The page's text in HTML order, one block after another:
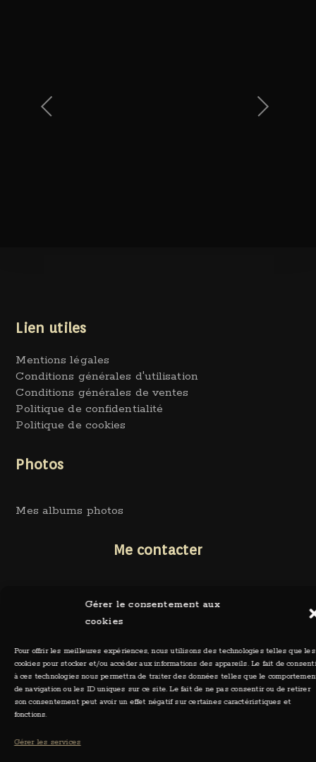
Gérer le consentement aux
cookies
Pour offrir les meilleures expériences, nous utilisons des technologies telles que les
cookies pour stocker et/ou accéder aux informations des appareils. Le fait de
à ces technologies nous permettra de traiter des données telles que le
de navigation ou les ID uniques sur ce site. Le fait de ne pas consentir ou de retirer
son consentement peut avoir un effet négatif sur certaines caractéristiques et
fonctions.
Gérer les services
Lien utiles
Mentions légales
Conditions générales d'utilisation
Conditions générales de ventes
Politique de confidentialité
Politique de cookies
Photos
Mes albums photos
Me contacter
Ceylia Photographie
53 Bis rue de Saint Pol de Léon
29430 Plouescat